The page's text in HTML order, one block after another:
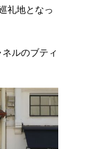
礼地となっ
ルのブティ